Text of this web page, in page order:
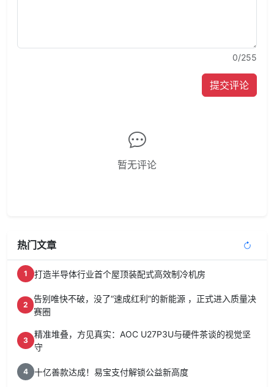
0/255
提交评论
暂无评论
热门文章
1 打造半导体行业首个屋顶装配式高效制冷机房
2
告别唯快不破，没了“速成红利”的新能源 ，正式进入质量决
赛圈
3
精准堆叠，方见真实：AOC U27P3U与硬件茶谈的视觉坚
守
4 十亿善款达成！易宝支付解锁公益新高度